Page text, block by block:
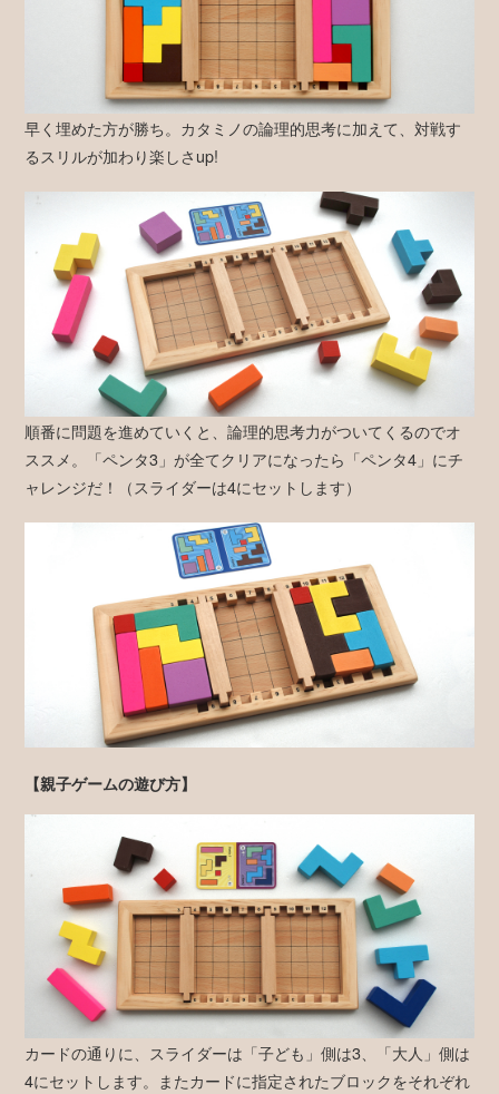
早く埋めた方が勝ち。カタミノの論理的思考に加えて、対戦す
るスリルが加わり楽しさup!
順番に問題を進めていくと、論理的思考力がついてくるのでオ
ススメ。「ペンタ3」が全てクリアになったら「ペンタ4」にチ
ャレンジだ！（スライダーは4にセットします）
【親子ゲームの遊び方】
カードの通りに、スライダーは「子ども」側は3、「大人」側は
4にセットします。またカードに指定されたブロックをそれぞれ